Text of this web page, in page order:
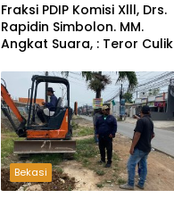
Fraksi PDIP Komisi Xlll, Drs.
Rapidin Simbolon. MM.
Angkat Suara, : Teror Culik
Harus Ungkap Tak Cukup
Hanya Klarifikasi
Bekasi